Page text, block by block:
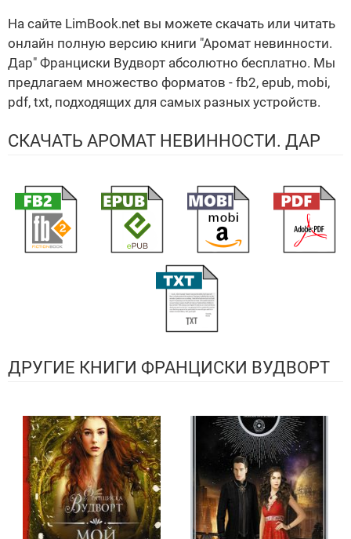
На сайте LimBook.net вы можете скачать или читать
онлайн полную версию книги "Аромат невинности.
Дар" Франциски Вудворт абсолютно бесплатно. Мы
предлагаем множество форматов - fb2, epub, mobi,
pdf, txt, подходящих для самых разных устройств.
СКАЧАТЬ АРОМАТ НЕВИННОСТИ. ДАР
ДРУГИЕ КНИГИ ФРАНЦИСКИ ВУДВОРТ